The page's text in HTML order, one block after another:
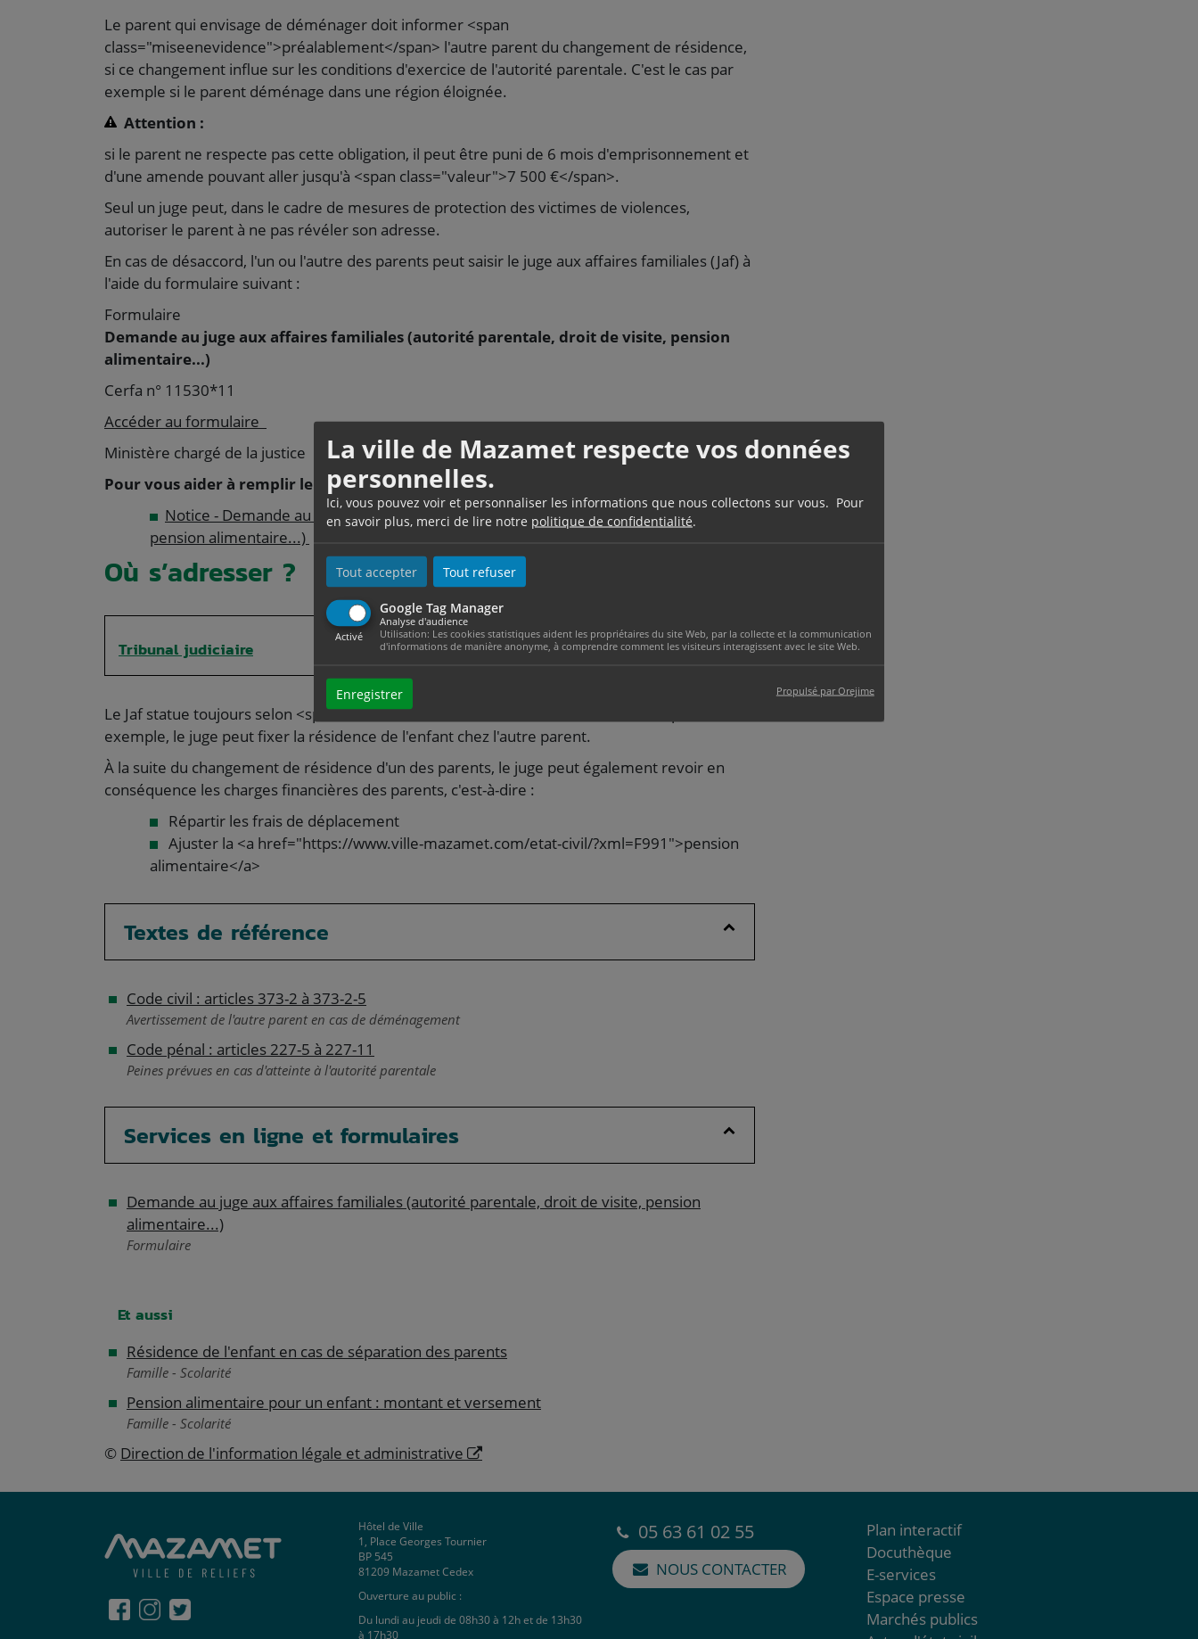
La ville de Mazamet respecte vos données
personnelles.
Ici, vous pouvez voir et personnaliser les informations que nous collectons sur vous. Pour
en savoir plus, merci de lire notre politique de confidentialité.
Tout accepter Tout refuser
Google Tag Manager
Activé
Analyse d'audience
Utilisation: Les cookies statistiques aident les propriétaires du site Web, par la collecte et la communication
d'informations de manière anonyme, à comprendre comment les visiteurs interagissent avec le site Web.
Enregistrer Propulsé par Orejime
Le parent qui envisage de déménager doit informer <span
class="miseenevidence">préalablement</span> l'autre parent du changement de résidence,
si ce changement influe sur les conditions d'exercice de l'autorité parentale. C'est le cas par
exemple si le parent déménage dans une région éloignée.
Attention :
si le parent ne respecte pas cette obligation, il peut être puni de 6 mois d'emprisonnement et
d'une amende pouvant aller jusqu'à <span class="valeur">7 500 €</span>.
Seul un juge peut, dans le cadre de mesures de protection des victimes de violences,
autoriser le parent à ne pas révéler son adresse.
En cas de désaccord, l'un ou l'autre des parents peut saisir le juge aux affaires familiales (Jaf) à
l'aide du formulaire suivant :
Formulaire
Demande au juge aux affaires familiales (autorité parentale, droit de visite, pension
alimentaire...)
Cerfa n° 11530*11
Accéder au formulaire
Ministère chargé de la justice
Pour vous aider à remplir le formulaire :
Notice - Demande au juge aux affaires familiales (autorité parentale, droit de visite,
pension alimentaire...)
Où s’adresser ?
Tribunal judiciaire
Le Jaf statue toujours selon <span class="miseenevidence">l'intérêt de l'enfant</span>. Par
exemple, le juge peut fixer la résidence de l'enfant chez l'autre parent.
À la suite du changement de résidence d'un des parents, le juge peut également revoir en
conséquence les charges financières des parents, c'est-à-dire :
Répartir les frais de déplacement
Ajuster la <a href="https://www.ville-mazamet.com/etat-civil/?xml=F991">pension
alimentaire</a>
Textes de référence
Code civil : articles 373-2 à 373-2-5
Avertissement de l'autre parent en cas de déménagement
Code pénal : articles 227-5 à 227-11
Peines prévues en cas d'atteinte à l'autorité parentale
Services en ligne et formulaires
Demande au juge aux affaires familiales (autorité parentale, droit de visite, pension
alimentaire...)
Formulaire
Et aussi
Résidence de l'enfant en cas de séparation des parents
Famille - Scolarité
Pension alimentaire pour un enfant : montant et versement
Famille - Scolarité
© Direction de l'information légale et administrative
Hôtel de Ville
1, Place Georges Tournier
BP 545
81209 Mazamet Cedex
Ouverture au public :
Du lundi au jeudi de 08h30 à 12h et de 13h30
à 17h30
05 63 61 02 55
NOUS CONTACTER
Plan interactif
Docuthèque
E-services
Espace presse
Marchés publics